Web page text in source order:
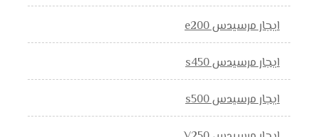
ايجار مرسيدس e200
ايجار مرسيدس s450
ايجار مرسيدس s500